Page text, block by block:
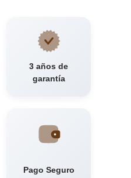
3 años de
garantía
Pago Seguro